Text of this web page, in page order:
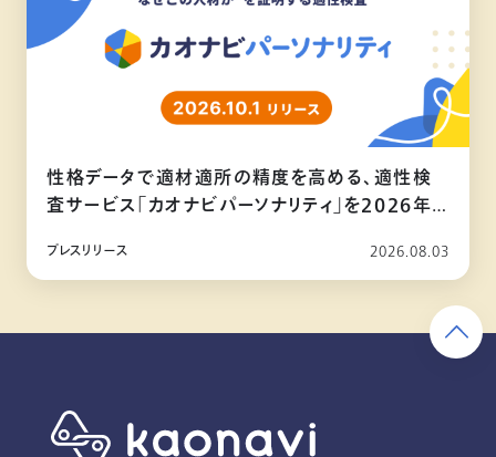
性格データで適材適所の精度を高める、適性検
査サービス「カオナビパーソナリティ」を2026年
プレスリリース 2026.08.03